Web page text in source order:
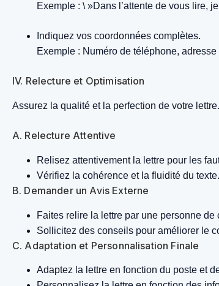
Exemple : \ »Dans l’attente de vous lire,
Indiquez vos coordonnées complètes.
Exemple : Numéro de téléphone, adresse
IV. Relecture et Optimisation
Assurez la qualité et la perfection de votre lettre.
A. Relecture Attentive
Relisez attentivement la lettre pour les
Vérifiez la cohérence et la fluidité du texte.
B. Demander un Avis Externe
Faites relire la lettre par une personne de
Sollicitez des conseils pour améliorer le
C. Adaptation et Personnalisation Finale
Adaptez la lettre en fonction du poste et